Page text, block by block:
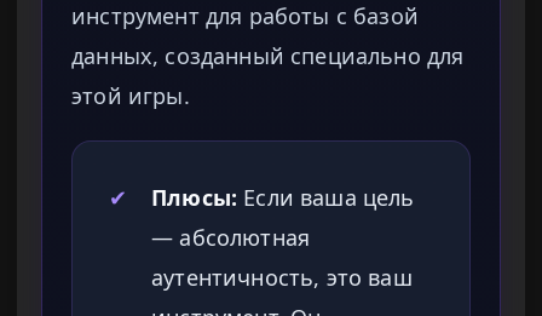
инструмент для работы с базой
данных, созданный специально для
этой игры.
✔ Плюсы: Если ваша цель
— абсолютная
аутентичность, это ваш